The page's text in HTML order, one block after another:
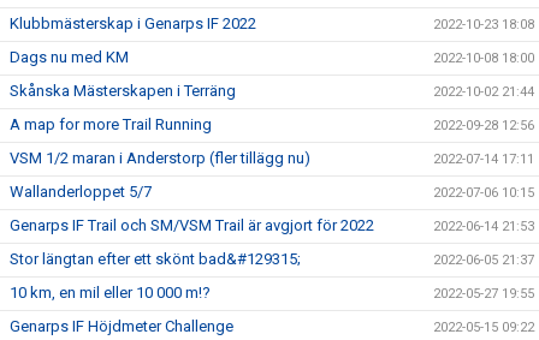
Klubbmästerskap i Genarps IF 2022 2022-10-23 18:08
Dags nu med KM 2022-10-08 18:00
Skånska Mästerskapen i Terräng 2022-10-02 21:44
A map for more Trail Running 2022-09-28 12:56
VSM 1/2 maran i Anderstorp (fler tillägg nu) 2022-07-14 17:11
Wallanderloppet 5/7 2022-07-06 10:15
Genarps IF Trail och SM/VSM Trail är avgjort för 2022 2022-06-14 21:53
Stor längtan efter ett skönt bad&#129315; 2022-06-05 21:37
10 km, en mil eller 10 000 m!? 2022-05-27 19:55
Genarps IF Höjdmeter Challenge 2022-05-15 09:22